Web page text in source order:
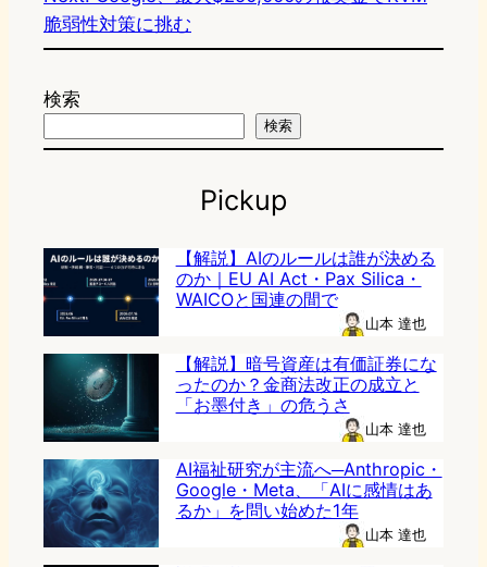
脆弱性対策に挑む
検索
検索
Pickup
【解説】AIのルールは誰が決める
のか｜EU AI Act・Pax Silica・
WAICOと国連の間で
山本 達也
【解説】暗号資産は有価証券にな
ったのか？金商法改正の成立と
「お墨付き」の危うさ
山本 達也
AI福祉研究が主流へ─Anthropic・
Google・Meta、「AIに感情はあ
るか」を問い始めた1年
山本 達也